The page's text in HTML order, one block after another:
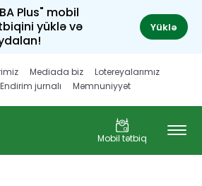
Mediada biz
Lotereyalarımız
Endirim jurnalı
Məmnuniyyət
Mobil tətbiq
Plus" mobil
yüklə və
Yüklə